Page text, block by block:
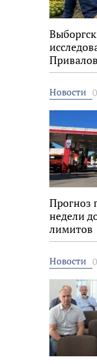
Новости
Прогноз
недели
лимитов
Новости